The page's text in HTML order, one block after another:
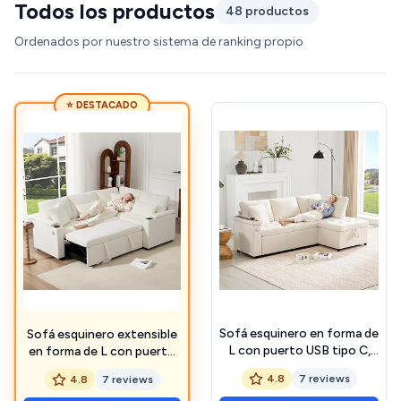
Todos los productos
48 productos
Ordenados por nuestro sistema de ranking propio
⭐ DESTACADO
Sofá esquinero extensible
en forma de L con puerto
USB y portavasos, sofá
cama de 4 plazas con
4.8 7 reviews
Sofá esquinero en forma de
L con puerto USB tipo C,
sofá cama con función
cama y cama extraíble, sofá
4.8 7 reviews